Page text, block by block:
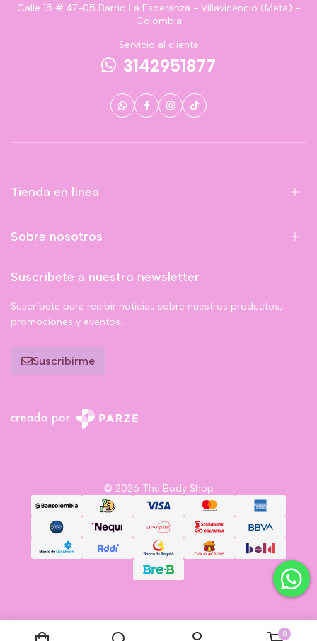
Calle 15 # 47-05 Barrio La Esperanza - Villavicencio (Meta) -
Colombia
Servicio al cliente
3142951877
Tienda en línea
Sobre nosotros
Suscríbete a nuestro newsletter
Suscríbete para recibir noticias sobre nuestros productos,
promociones y eventos.
Suscribirme
© 2026 The Body Shop
0